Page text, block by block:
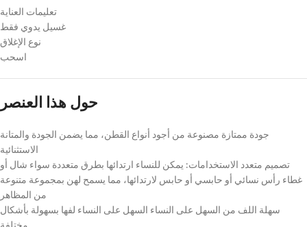
تعليمات العناية
غسيل يدوي فقط
نوع الإغلاق
اسحب
حول هذا العنصر
جودة ممتازة مصنوعة من أجود أنواع القطن، مما يضمن الجودة والمتانة
الاستثنائية
تصميم متعدد الاستخدامات: يمكن للنساء ارتدائها بطرق متعددة سواء شال أو
غطاء رأس نسائي أو حابسي أو حابس لارتدائها، مما يسمح لهن بمجموعة متنوعة
من المظاهر
سهلة اللف من السهل على النساء السهل على النساء لفها بسهولة بأشكال